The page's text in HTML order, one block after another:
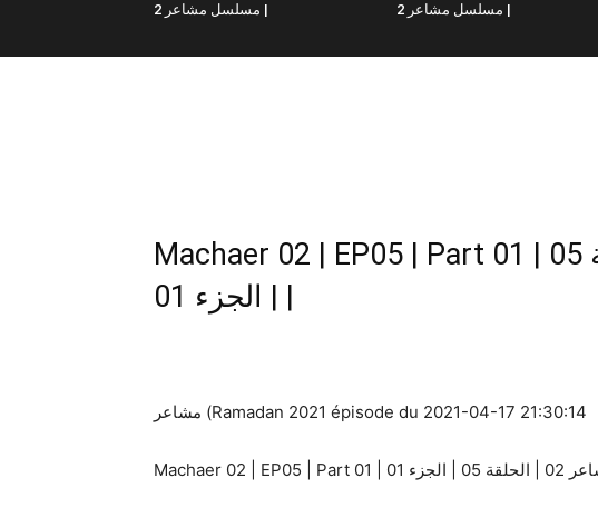
مسلسل مشاعر 2 |
مسلسل مشاعر 2 |
Machaer 02 | EP05 | Part 01 | مسلسل مشاعر 02 | الحلقة 05
مشاعر (Ramadan 2021 épisode du 2021-04-17 21:30:14